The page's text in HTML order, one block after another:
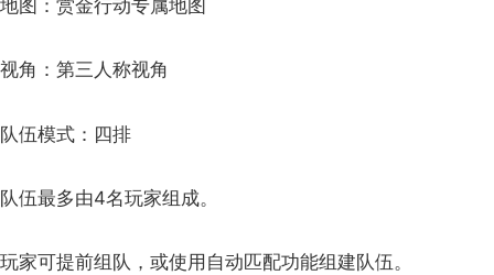
地图：赏金行动专属地图
视角：第三人称视角
队伍模式：四排
队伍最多由4名玩家组成。
玩家可提前组队，或使用自动匹配功能组建队伍。